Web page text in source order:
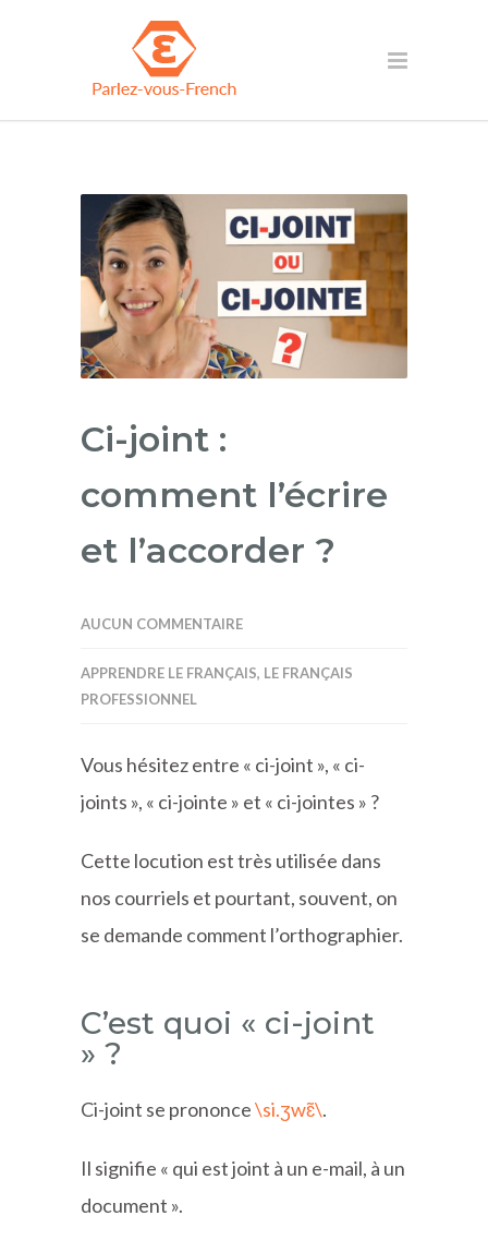
Ci-joint :
comment l’écrire
et l’accorder ?
AUCUN COMMENTAIRE
APPRENDRE LE FRANÇAIS, LE FRANÇAIS
PROFESSIONNEL
Vous hésitez entre « ci-joint », « ci-
joints », « ci-jointe » et « ci-jointes » ?
Cette locution est très utilisée dans
nos courriels et pourtant, souvent, on
se demande comment l’orthographier.
C’est quoi « ci-joint
» ?
Ci-joint se prononce\si.ʒwɛ̃\.
Il signifie « qui est joint à un e-mail, à un
document ».